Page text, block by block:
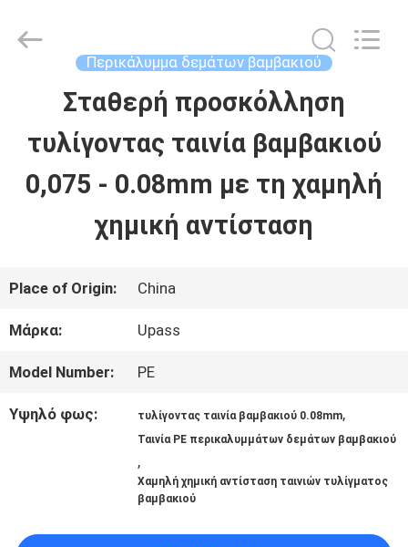
ΠΡΟΪΌΝΤΑ
ΕΜΦΆΝΙΣΗ
ΣΧΕΤΙΚΆ
Upass
Material
Reserved.
Περικάλυμμα δεμάτων βαμβακιού
Σταθερή προσκόλληση
τυλίγοντας ταινία βαμβακιού
0,075 - 0.08mm με τη χαμηλή
χημική αντίσταση
Place of Origin: China
Μάρκα: Upass
Model Number: PE
Υψηλό φως: τυλίγοντας ταινία βαμβακιού 0.08mm,
Ταινία PE περικαλυμμάτων δεμάτων βαμβακιού
,
Χαμηλή χημική αντίσταση ταινιών τυλίγματος
βαμβακιού